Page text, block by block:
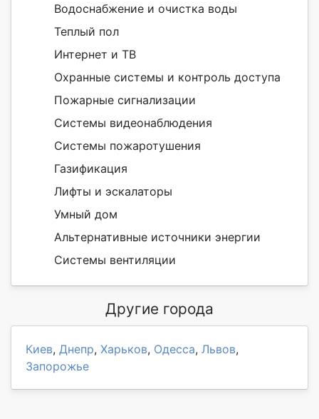
Водоснабжение и очистка воды
Теплый пол
Интернет и ТВ
Охранные системы и контроль доступа
Пожарные сигнализации
Системы видеонаблюдения
Системы пожаротушения
Газификация
Лифты и эскалаторы
Умный дом
Альтернативные источники энергии
Системы вентиляции
Другие города
Киев, Днепр, Харьков, Одесса, Львов,
Запорожье